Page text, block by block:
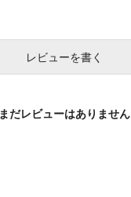
レビューを書く
まだレビューはありません